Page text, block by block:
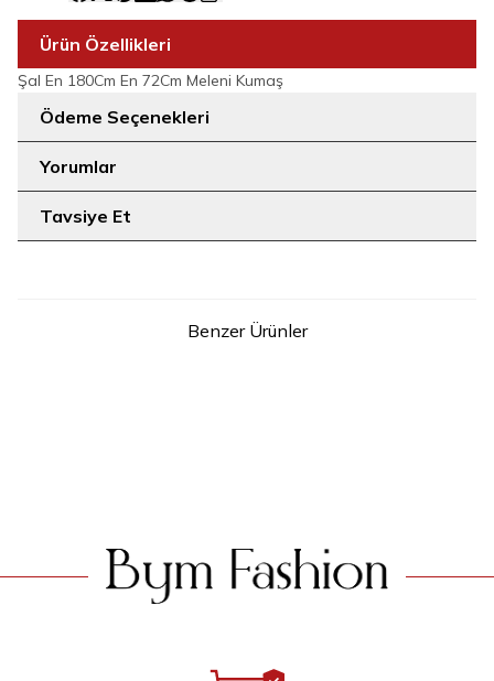
Ürün Özellikleri
Şal En 180Cm En 72Cm Meleni Kumaş
Ödeme Seçenekleri
Yorumlar
Tavsiye Et
Benzer Ürünler
20